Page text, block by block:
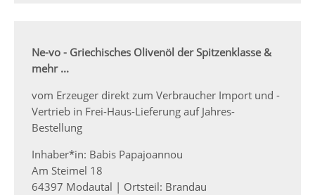
Ne-vo - Griechisches Olivenöl der Spitzenklasse &
mehr ...
vom Erzeuger direkt zum Verbraucher Import und -
Vertrieb in Frei-Haus-Lieferung auf Jahres-
Bestellung
Inhaber*in: Babis Papajoannou
Am Steimel 18
64397 Modautal | Ortsteil: Brandau